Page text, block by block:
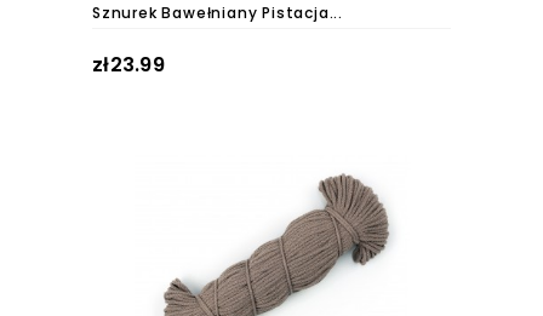
Sznurek Bawełniany Pistacja...
zł23.99